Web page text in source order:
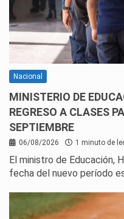
Nacional
MINISTERIO DE
REGRESO A CLASES
SEPTIEMBRE
06/08/2026 1 minuto de
El ministro de Educación,
fecha del nuevo período